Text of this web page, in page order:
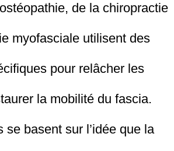
de la chiropractie
myofasciale utilisent des
pour relâcher les
la mobilité du fascia.
se basent sur l’idée que la